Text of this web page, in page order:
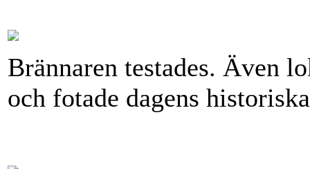
Brännaren testades. Även
och fotade dagens